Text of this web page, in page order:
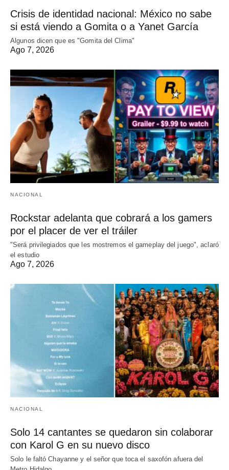
Crisis de identidad nacional: México no sabe
si está viendo a Gomita o a Yanet García
Algunos dicen que es "Gomita del Clima"
Ago 7, 2026
NACIONAL
Rockstar adelanta que cobrará a los gamers
por el placer de ver el tráiler
"Será privilegiados que les mostremos el gameplay del juego", aclaró
el estudio
Ago 7, 2026
NACIONAL
Solo 14 cantantes se quedaron sin colaborar
con Karol G en su nuevo disco
Solo le faltó Chayanne y el señor que toca el saxofón afuera del